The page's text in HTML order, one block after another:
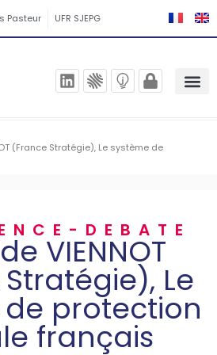
Pasteur UFR SJEPG
(France Stratégie), Le système de
DEBATE
VIENNOT
Le
protection
français